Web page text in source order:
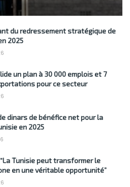
du redressement stratégique de
2025
un plan à 30 000 emplois et 7
pour ce secteur
dinars de bénéfice net pour la
en 2025
Tunisie peut transformer le
en une véritable opportunité”